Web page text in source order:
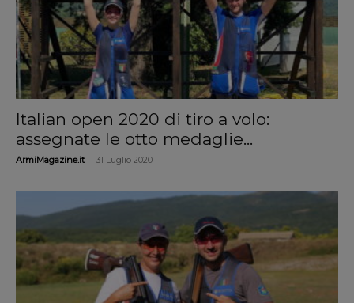
Italian open 2020 di tiro a volo:
assegnate le otto medaglie...
ArmiMagazine.it 31 Luglio 2020